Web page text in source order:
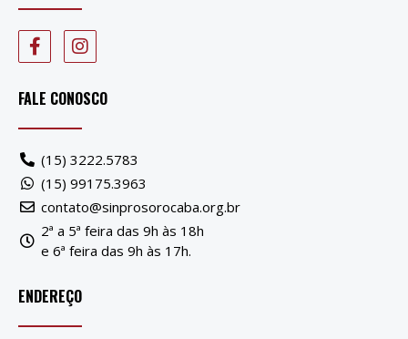
FALE CONOSCO
(15) 3222.5783
(15) 99175.3963
contato@sinprosorocaba.org.br
2ª a 5ª feira das 9h às 18h
e 6ª feira das 9h às 17h.
ENDEREÇO